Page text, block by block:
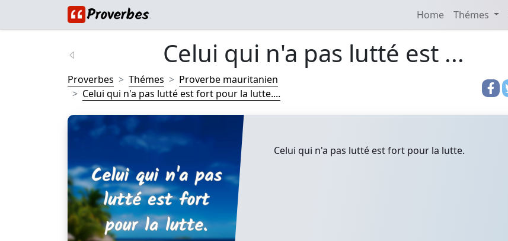
Home Thémes
Celui qui n'a pas lutté est ...
Proverbes Thémes
Proverbe mauritanien
Celui qui n'a pas lutté est fort pour la lutte....
Celui qui n'a pas lutté est fort pour la lutte.